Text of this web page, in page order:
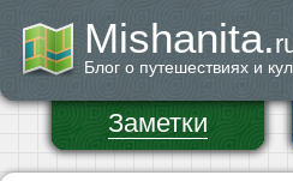
Mishanita.
Блог о путешествиях и
Заметки